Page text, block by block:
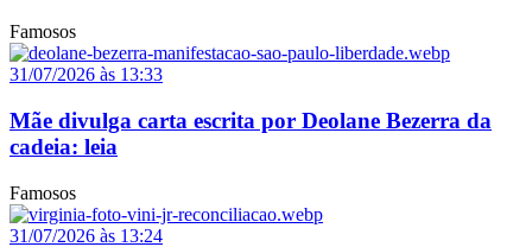
Famosos
31/07/2026 às 13:33
Mãe divulga carta escrita por Deolane Bezerra da
cadeia: leia
Famosos
31/07/2026 às 13:24